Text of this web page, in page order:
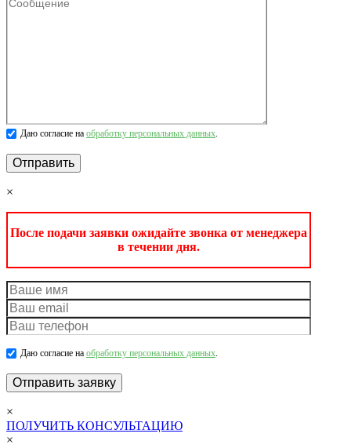
Даю согласие на обработку персональных данных.
×
После подачи заявки ожидайте звонка от менеджера
в течении дня.
Даю согласие на обработку персональных данных.
×
ПОЛУЧИТЬ КОНСУЛЬТАЦИЮ
×